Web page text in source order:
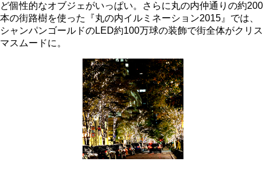
ど個性的なオブジェがいっぱい。さらに丸の内仲通りの約200
本の街路樹を使った『丸の内イルミネーション2015』では、
シャンパンゴールドのLED約100万球の装飾で街全体がクリス
マスムードに。